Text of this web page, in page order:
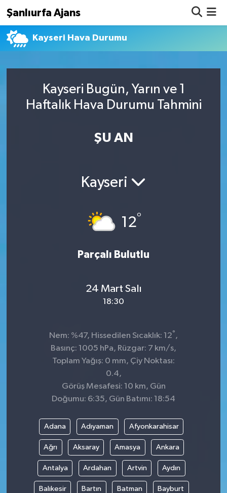
Şanlıurfa Ajans
Kayseri Hava Durumu
Kayseri Bugün, Yarın ve 1
Haftalık Hava Durumu Tahmini
ŞU AN
Kayseri
12°
Parçalı Bulutlu
24 Mart Salı
18:30
Nem: %47, Hissedilen Sıcaklık: 12° ,
Basınç: 1005 hPa, Rüzgar: 7 km/s,
Toplam Yağış: 0 mm, Çiy Noktası:
0.4,
Görüş Mesafesi: 10 km, Gün
Doğumu: 6:35, Gün Batımı: 18:54
Adana Adıyaman Afyonkarahisar
Ağrı Aksaray Amasya Ankara
Antalya Ardahan Artvin Aydın
Balıkesir Bartın Batman Bayburt
Nöbetçi Eczaneler
Namaz Vakitleri
Süper Lig Puan Durumu ve Fikstür